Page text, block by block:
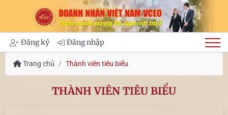
Đăng ký Đăng nhập
Trang chủ Thành viên tiêu biểu
THÀNH VIÊN TIÊU BIỂU